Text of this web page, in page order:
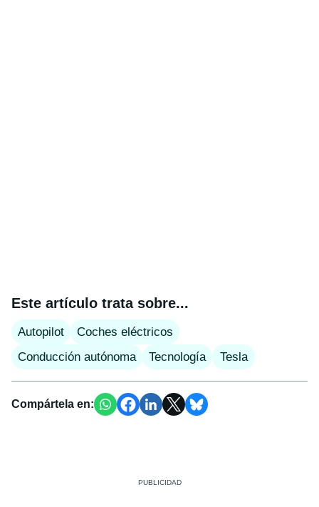
Este artículo trata sobre...
Autopilot
Coches eléctricos
Conducción autónoma
Tecnología Tesla
Compártela en: